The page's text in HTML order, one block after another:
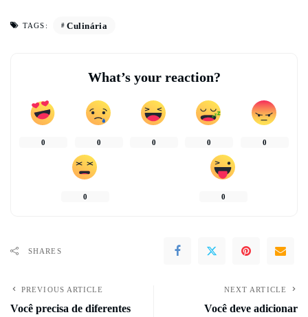
TAGS: Culinária
What’s your reaction?
0 0 0 0 0
0 0
SHARES
PREVIOUS ARTICLE
Você precisa de diferentes
NEXT ARTICLE
Você deve adicionar